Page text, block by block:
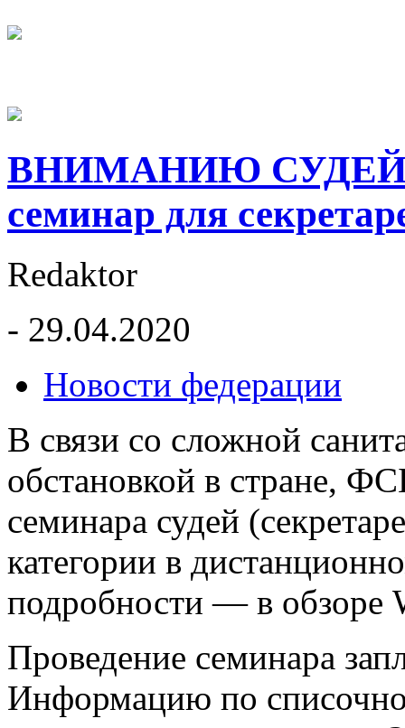
ВНИМАНИЮ СУДЕЙ!
семинар для
Redaktor
- 29.04.2020
Новости федерации
В связи со сложной
обстановкой в стране,
семинара судей
категории в
подробности — в обзоре
Проведение семинара
Информацию по